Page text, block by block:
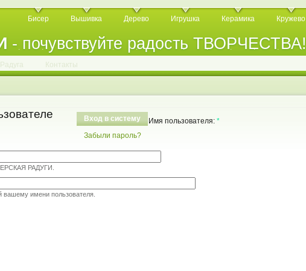
- почувствуйте радость ТВОРЧЕСТВА!
Бисер Вышивка Дерево Игрушка Керамика Кружево
. . . . . . . . . . . . .
Радуга Контакты
Вход в систему
Забыли пароль?
Имя пользователя:*
РАДУГИ.
вашему имени пользователя.